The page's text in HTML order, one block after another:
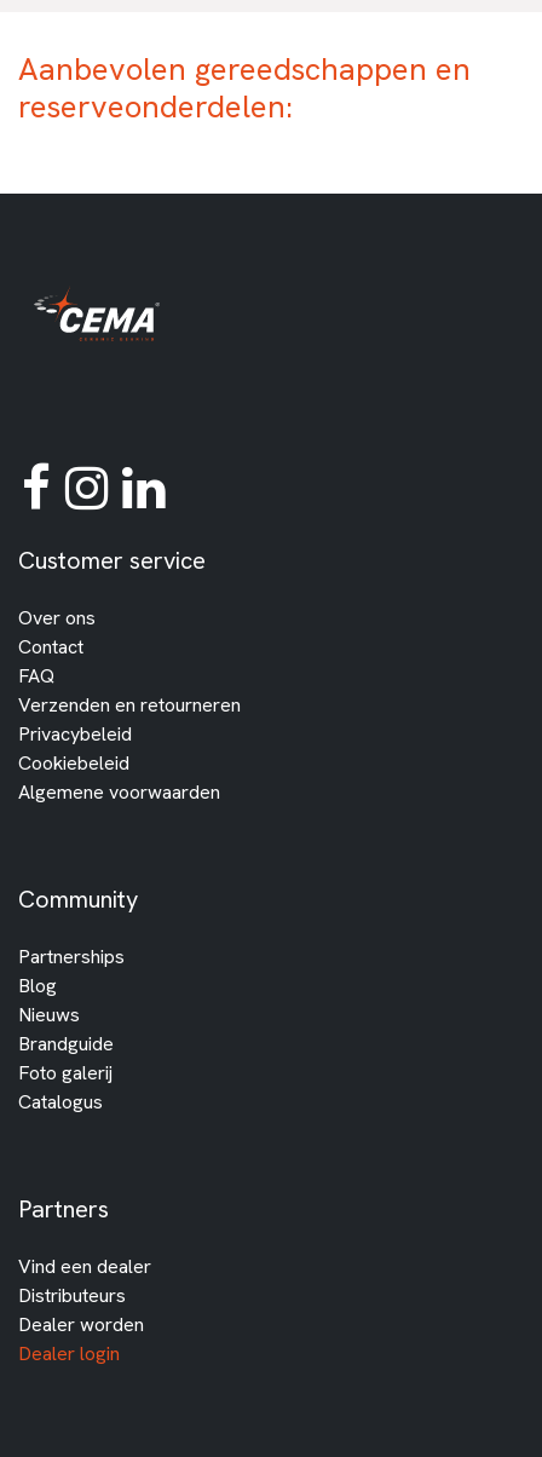
Aanbevolen gereedschappen en
reserveonderdelen:
Customer service
Over ons
Contact
FAQ
Verzenden en retourneren
Privacybeleid
Cookiebeleid
Algemene voorwaarden
Community
Partnerships
Blog
Nieuws
Brandguide
Foto galerij
Catalogus
Partners
Vind een dealer
Distributeurs
Dealer worden
Dealer login